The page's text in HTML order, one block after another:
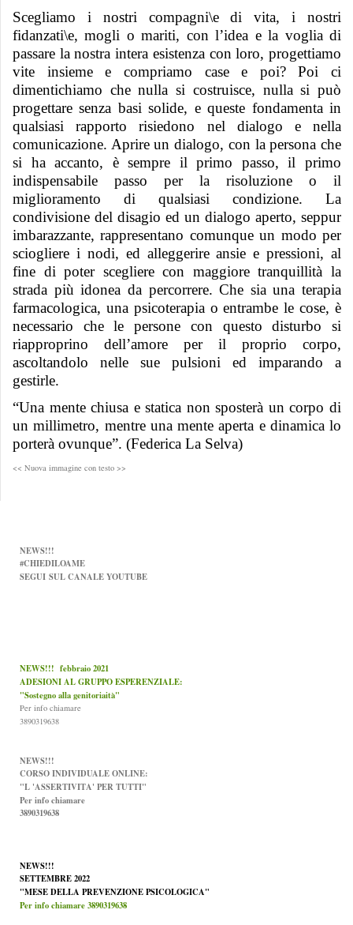
Scegliamo i nostri compagni\e di vita, i nostri
fidanzati\e, mogli o mariti, con l’idea e la voglia di
passare la nostra intera esistenza con loro, progettiamo
vite insieme e compriamo case e poi? Poi ci
dimentichiamo che nulla si costruisce, nulla si può
progettare senza basi solide, e queste fondamenta in
qualsiasi rapporto risiedono nel dialogo e nella
comunicazione. Aprire un dialogo, con la persona che
si ha accanto, è sempre il primo passo, il primo
indispensabile passo per la risoluzione o il
miglioramento di qualsiasi condizione. La
condivisione del disagio ed un dialogo aperto, seppur
imbarazzante, rappresentano comunque un modo per
sciogliere i nodi, ed alleggerire ansie e pressioni, al
fine di poter scegliere con maggiore tranquillità la
strada più idonea da percorrere. Che sia una terapia
farmacologica, una psicoterapia o entrambe le cose, è
necessario che le persone con questo disturbo si
riapproprino dell’amore per il proprio corpo,
ascoltandolo nelle sue pulsioni ed imparando a
gestirle.
“Una mente chiusa e statica non sposterà un corpo di
un millimetro, mentre una mente aperta e dinamica lo
porterà ovunque”. (Federica La Selva)
<< Nuova immagine con testo >>
NEWS!!!
#CHIEDILOAME
SEGUI SUL CANALE YOUTUBE
NEWS!!! febbraio 2021
ADESIONI AL GRUPPO ESPERENZIALE:
"Sostegno alla genitoriaità"
Per info chiamare
3890319638
NEWS!!!
CORSO INDIVIDUALE ONLINE:
"L 'ASSERTIVITA' PER TUTTI"
Per info chiamare
3890319638
NEWS!!!
SETTEMBRE 2022
"MESE DELLA PREVENZIONE PSICOLOGICA"
Per info chiamare 3890319638